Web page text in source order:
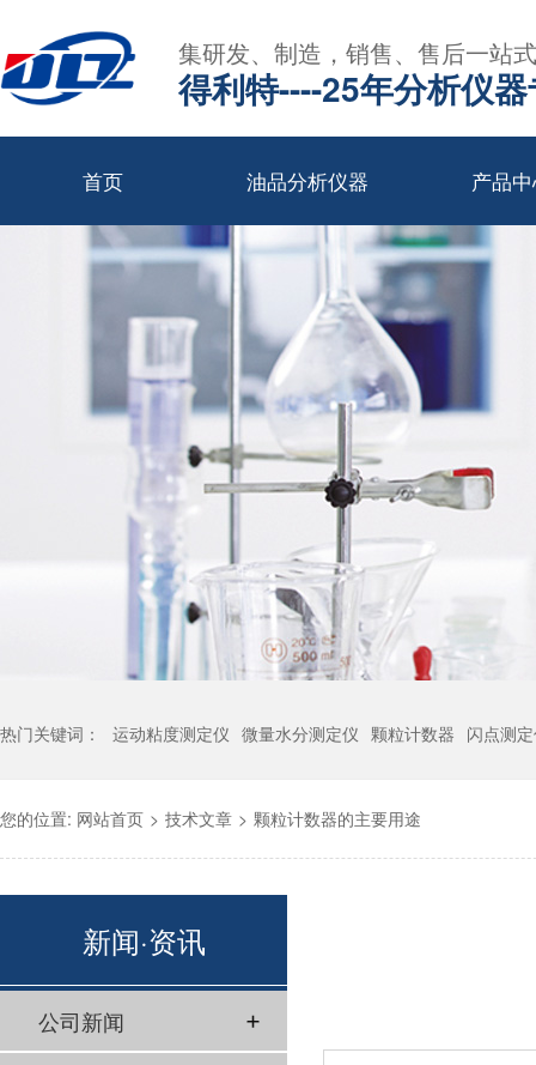
集研发、制造，销售、售后一站
得利特----25年分析仪
首页 油品分析仪器 产品
热门关键词： 运动粘度测定仪 微量水分测定仪 颗粒计数器 闪点测
您的位置: 网站首页 > 技术文章 > 颗粒计数器的主要用途
新闻·资讯
公司新闻